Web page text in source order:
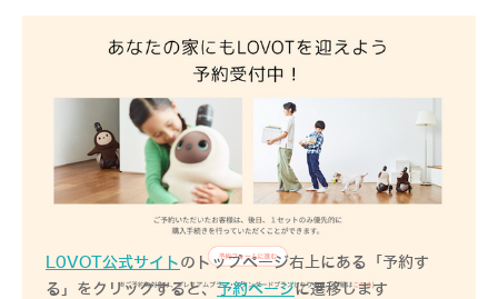
L0VOT公式サイト のトップページ右上にある「予約す
る」をクリックすると、予約ページに遷移します